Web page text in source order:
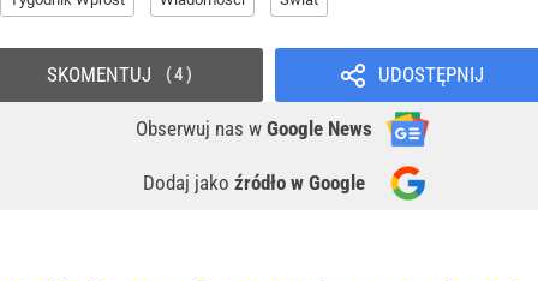
UDOSTĘPNIJ
Obserwuj nas w Google News
Dodaj jako źródło w Google
SKOMENTUJ 4